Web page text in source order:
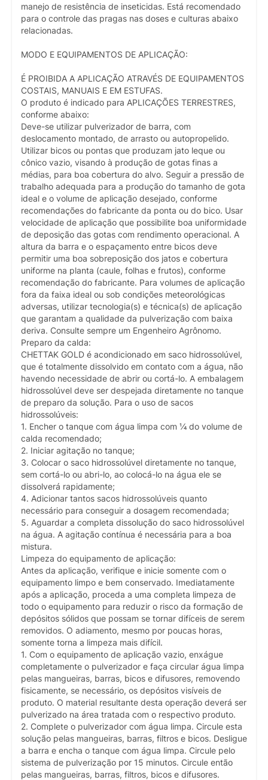
manejo de resistência de inseticidas. Está recomendado
para o controle das pragas nas doses e culturas abaixo
relacionadas.
MODO E EQUIPAMENTOS DE APLICAÇÃO:
É PROIBIDA A APLICAÇÃO ATRAVÉS DE EQUIPAMENTOS
COSTAIS, MANUAIS E EM ESTUFAS.
O produto é indicado para APLICAÇÕES TERRESTRES,
conforme abaixo:
Deve-se utilizar pulverizador de barra, com
deslocamento montado, de arrasto ou autopropelido.
Utilizar bicos ou pontas que produzam jato leque ou
cônico vazio, visando à produção de gotas finas a
médias, para boa cobertura do alvo. Seguir a pressão de
trabalho adequada para a produção do tamanho de gota
ideal e o volume de aplicação desejado, conforme
recomendações do fabricante da ponta ou do bico. Usar
velocidade de aplicação que possibilite boa uniformidade
de deposição das gotas com rendimento operacional. A
altura da barra e o espaçamento entre bicos deve
permitir uma boa sobreposição dos jatos e cobertura
uniforme na planta (caule, folhas e frutos), conforme
recomendação do fabricante. Para volumes de aplicação
fora da faixa ideal ou sob condições meteorológicas
adversas, utilizar tecnologia(s) e técnica(s) de aplicação
que garantam a qualidade da pulverização com baixa
deriva. Consulte sempre um Engenheiro Agrônomo.
Preparo da calda:
CHETTAK GOLD é acondicionado em saco hidrossolúvel,
que é totalmente dissolvido em contato com a água, não
havendo necessidade de abrir ou cortá-lo. A embalagem
hidrossolúvel deve ser despejada diretamente no tanque
de preparo da solução. Para o uso de sacos
hidrossolúveis:
1. Encher o tanque com água limpa com ¼ do volume de
calda recomendado;
2. Iniciar agitação no tanque;
3. Colocar o saco hidrossolúvel diretamente no tanque,
sem cortá-lo ou abri-lo, ao colocá-lo na água ele se
dissolverá rapidamente;
4. Adicionar tantos sacos hidrossolúveis quanto
necessário para conseguir a dosagem recomendada;
5. Aguardar a completa dissolução do saco hidrossolúvel
na água. A agitação contínua é necessária para a boa
mistura.
Limpeza do equipamento de aplicação:
Antes da aplicação, verifique e inicie somente com o
equipamento limpo e bem conservado. Imediatamente
após a aplicação, proceda a uma completa limpeza de
todo o equipamento para reduzir o risco da formação de
depósitos sólidos que possam se tornar difíceis de serem
removidos. O adiamento, mesmo por poucas horas,
somente torna a limpeza mais difícil.
1. Com o equipamento de aplicação vazio, enxágue
completamente o pulverizador e faça circular água limpa
pelas mangueiras, barras, bicos e difusores, removendo
fisicamente, se necessário, os depósitos visíveis de
produto. O material resultante desta operação deverá ser
pulverizado na área tratada com o respectivo produto.
2. Complete o pulverizador com água limpa. Circule esta
solução pelas mangueiras, barras, filtros e bicos. Desligue
a barra e encha o tanque com água limpa. Circule pelo
sistema de pulverização por 15 minutos. Circule então
pelas mangueiras, barras, filtros, bicos e difusores.